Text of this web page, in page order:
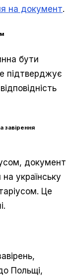
на документ.
бути
підтверджує
завірення
документ
українську
Це
Польщі,